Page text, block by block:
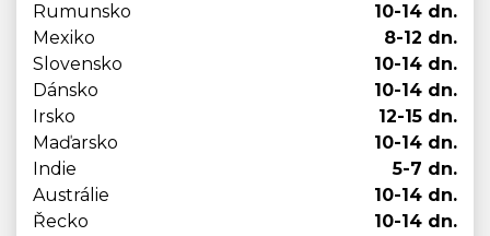
Rumunsko
10-14 dn.
Mexiko
8-12 dn.
Slovensko
10-14 dn.
Dánsko
10-14 dn.
Irsko
12-15 dn.
Maďarsko
10-14 dn.
Indie
5-7 dn.
Austrálie
10-14 dn.
Řecko
10-14 dn.